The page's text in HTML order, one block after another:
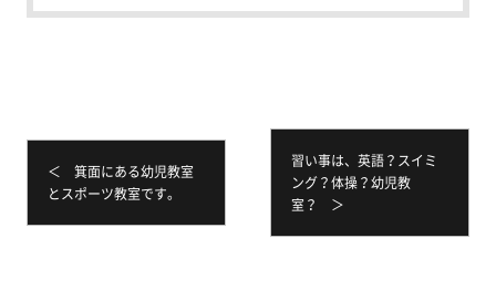
＜ 箕面にある幼児教室
とスポーツ教室です。
習い事は、英語？スイミ
ング？体操？幼児教
室？ ＞